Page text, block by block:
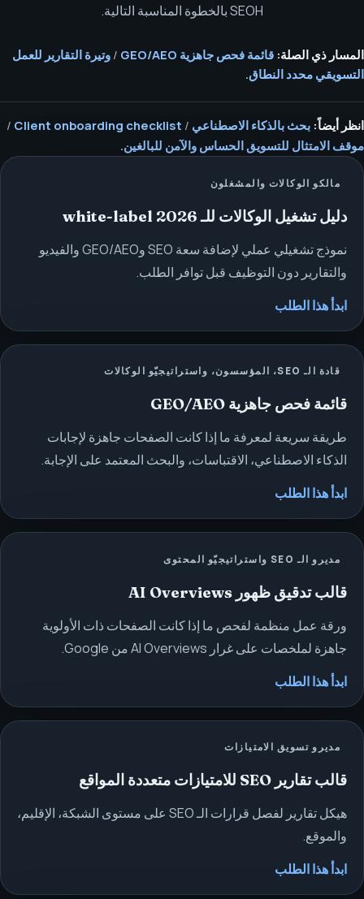
SEOH بالخطوة المناسبة التالية.
المسار ذي الصلة: قائمة فحص جاهزية GEO/AEO / وتيرة التقارير للعمل
التسويقي محدد النطاق.
انظر أيضاً: بحث بالذكاء الاصطناعي /
Client onboarding checklist
/
موقف الامتثال للتسويق الحساس والآمن للبالغين.
مالكو الوكالات والمشغلون
دليل تشغيل الوكالات للـ white-label 2026
نموذج تشغيلي عملي لإضافة سعة SEO وGEO/AEO والفيديو
والتقارير دون التوظيف قبل توافر الطلب.
ابدأ هذا الطلب
قادة الـ SEO، المؤسسون، واستراتيجيّو الوكالات
قائمة فحص جاهزية GEO/AEO
طريقة سريعة لمعرفة ما إذا كانت الصفحات جاهزة لإجابات
الذكاء الاصطناعي، الاقتباسات، والبحث المعتمد على الإجابة.
ابدأ هذا الطلب
مديرو الـ SEO واستراتيجيّو المحتوى
قالب تدقيق ظهور AI Overviews
ورقة عمل منظمة لفحص ما إذا كانت الصفحات ذات الأولوية
جاهزة لملخصات على غرار AI Overviews من Google.
ابدأ هذا الطلب
مديرو تسويق الامتيازات
قالب تقارير SEO للامتيازات متعددة المواقع
هيكل تقارير لفصل قرارات الـ SEO على مستوى الشبكة، الإقليم،
والموقع.
ابدأ هذا الطلب